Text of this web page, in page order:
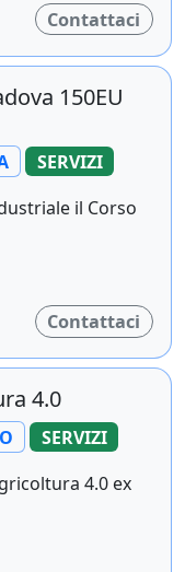
Contattaci
150EU
SERVIZI
il Corso
Contattaci
4.0
SERVIZI
4.0 ex